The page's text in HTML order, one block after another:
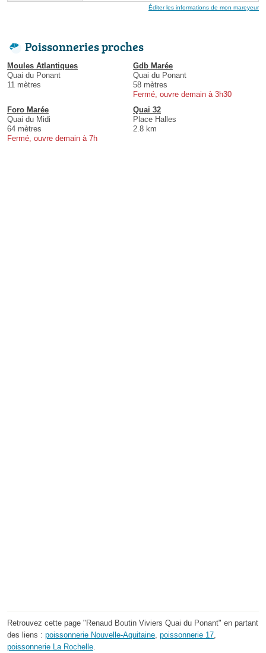
Éditer les informations de mon mareyeur
Poissonneries proches
Moules Atlantiques
Quai du Ponant
11 mètres
Gdb Marée
Quai du Ponant
58 mètres
Fermé, ouvre demain à 3h30
Foro Marée
Quai du Midi
64 mètres
Fermé, ouvre demain à 7h
Quai 32
Place Halles
2.8 km
Retrouvez cette page "Renaud Boutin Viviers Quai du Ponant" en partant
des liens : poissonnerie Nouvelle-Aquitaine, poissonnerie 17,
poissonnerie La Rochelle.